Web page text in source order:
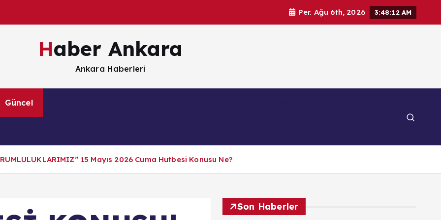
Per. Ağu 6th, 2026 3:48:13 AM
Haber Ankara
Ankara Haberleri
Güncel
15 Mayıs 2026 Cuma Hutbesi Konusu Ne?
Son Haberler